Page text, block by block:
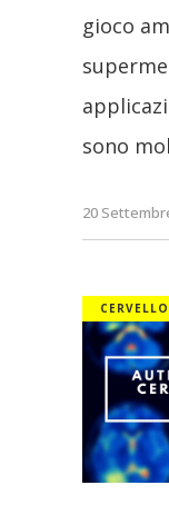
gioco
sono
20
CERVELLO